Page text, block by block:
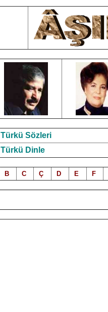
Türkü Sözleri
Türkü Dinle
B C Ç D E F